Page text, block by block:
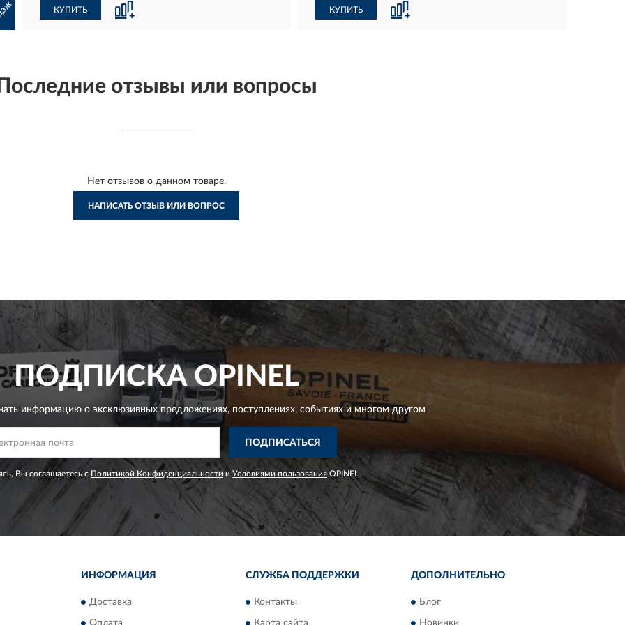
- КУПИТЬ КУПИТЬ
Последние отзывы или вопросы
Нет отзывов о данном товаре.
НАПИСАТЬ ОТЗЫВ ИЛИ ВОПРОС
ПОДПИСКАOPINEL
информацию о эксклюзивных предложениях,поступлениях, событиях и многом другом
ПОДПИСАТЬСЯ
Вы соглашаетесь с Политикой Конфиденциальности и Условиями пользования OPINEL
ИНФОРМАЦИЯ
Доставка
СЛУЖБА ПОДДЕРЖКИ
Контакты
ДОПОЛНИТЕЛЬНО
Блог